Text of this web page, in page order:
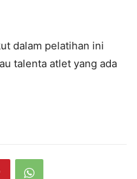
dalam pelatihan ini
talenta atlet yang ada